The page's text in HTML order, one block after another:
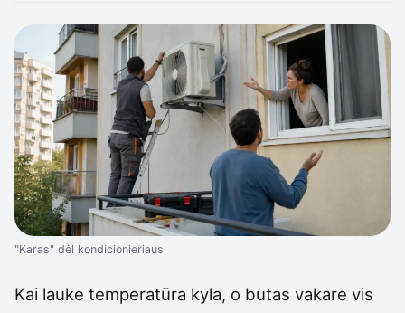
"Karas" dėl kondicionieriaus
Kai lauke temperatūra kyla, o butas vakare vis